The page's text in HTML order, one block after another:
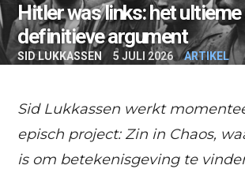
Hitler was links: het ultieme
definitieve argument
SID LUKKASSEN 5 JULI 2026 ARTIKEL
Sid Lukkassen werkt
episch project: Zin in Chaos,
is om betekenisgeving te